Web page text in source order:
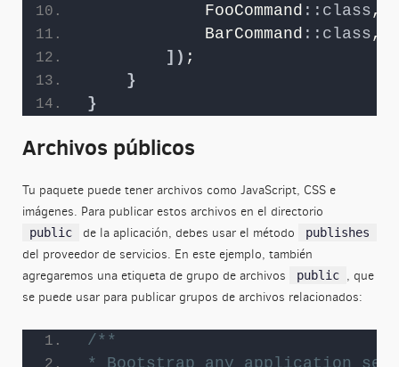
            FooCommand
:: class ,
            BarCommand
:: class ,
]) ;
}
}
Archivos públicos
Tu paquete puede tener archivos como JavaScript, CSS e
imágenes. Para publicar estos archivos en el directorio
public de la aplicación, debes usar el método publishes
del proveedor de servicios. En este ejemplo, también
agregaremos una etiqueta de grupo de archivos
public , que
se puede usar para publicar grupos de archivos relacionados:
/**
* Bootstrap any application